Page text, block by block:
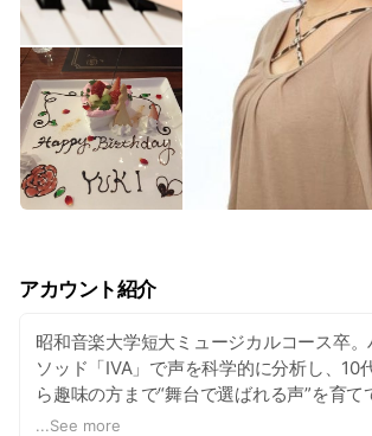
アカウント紹介
昭和音楽大学短大ミュージカルコース卒
ソッド「IVA」で声を科学的に分析し、10
ら趣味の方まで“舞台で選ばれる声”を育
ボーカルコーチ Spencer Welch氏・
...See more